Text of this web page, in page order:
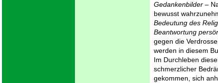
Gedankenbilder –
bewusst
Bedeutung des
Beantwortung
gegen die
werden in diesem
Im Durchleben
schmerzlicher
gekommen, sich